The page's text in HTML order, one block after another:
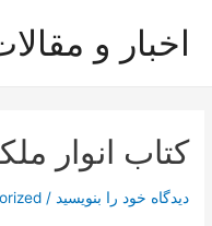
اخبار و
کتاب انوار
دیدگاه‌ خود را بنویسید /